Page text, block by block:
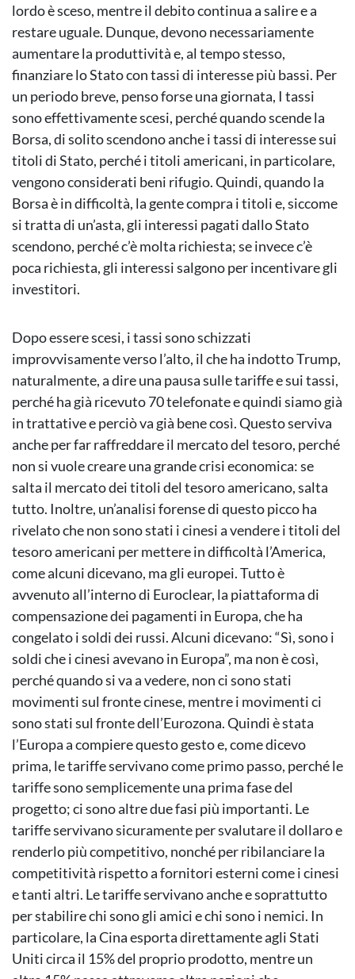
lordo è sceso, mentre il debito continua a salire e a
restare uguale. Dunque, devono necessariamente
aumentare la produttività e, al tempo stesso,
finanziare lo Stato con tassi di interesse più bassi. Per
un periodo breve, penso forse una giornata, I tassi
sono effettivamente scesi, perché quando scende la
Borsa, di solito scendono anche i tassi di interesse sui
titoli di Stato, perché i titoli americani, in particolare,
vengono considerati beni rifugio. Quindi, quando la
Borsa è in difficoltà, la gente compra i titoli e, siccome
si tratta di un’asta, gli interessi pagati dallo Stato
scendono, perché c’è molta richiesta; se invece c’è
poca richiesta, gli interessi salgono per incentivare gli
investitori.
Dopo essere scesi, i tassi sono schizzati
improvvisamente verso l’alto, il che ha indotto Trump,
naturalmente, a dire una pausa sulle tariffe e sui tassi,
perché ha già ricevuto 70 telefonate e quindi siamo già
in trattative e perciò va già bene così. Questo serviva
anche per far raffreddare il mercato del tesoro, perché
non si vuole creare una grande crisi economica: se
salta il mercato dei titoli del tesoro americano, salta
tutto. Inoltre, un’analisi forense di questo picco ha
rivelato che non sono stati i cinesi a vendere i titoli del
tesoro americani per mettere in difficoltà l’America,
come alcuni dicevano, ma gli europei. Tutto è
avvenuto all’interno di Euroclear, la piattaforma di
compensazione dei pagamenti in Europa, che ha
congelato i soldi dei russi. Alcuni dicevano: “Sì, sono i
soldi che i cinesi avevano in Europa”, ma non è così,
perché quando si va a vedere, non ci sono stati
movimenti sul fronte cinese, mentre i movimenti ci
sono stati sul fronte dell’Eurozona. Quindi è stata
l’Europa a compiere questo gesto e, come dicevo
prima, le tariffe servivano come primo passo, perché le
tariffe sono semplicemente una prima fase del
progetto; ci sono altre due fasi più importanti. Le
tariffe servivano sicuramente per svalutare il dollaro e
renderlo più competitivo, nonché per ribilanciare la
competitività rispetto a fornitori esterni come i cinesi
e tanti altri. Le tariffe servivano anche e soprattutto
per stabilire chi sono gli amici e chi sono i nemici. In
particolare, la Cina esporta direttamente agli Stati
Uniti circa il 15% del proprio prodotto, mentre un